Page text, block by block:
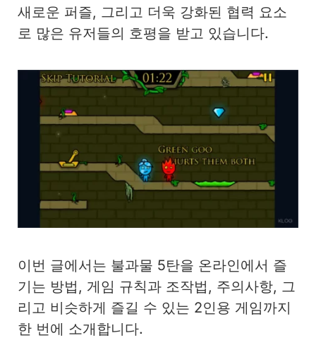
새로운 퍼즐, 그리고 더욱 강화된 협력 요소
로 많은 유저들의 호평을 받고 있습니다.
이번 글에서는 불과물 5탄을 온라인에서 즐
기는 방법, 게임 규칙과 조작법, 주의사항, 그
리고 비슷하게 즐길 수 있는 2인용 게임까지
한 번에 소개합니다.